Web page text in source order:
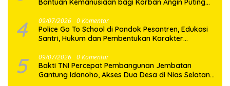
Bantuan Kemanusiaan bagi Korban Angin Puting
4 09/07/2026 0 Komentar
Police Go To School di Pondok Pesantren, Edukasi
Santri, Hukum dan Pembentukan Karakter
5 09/07/2026 0 Komentar
Bakti TNI Percepat Pembangunan Jembatan
Gantung Idanoho, Akses Dua Desa di Nias Selatan